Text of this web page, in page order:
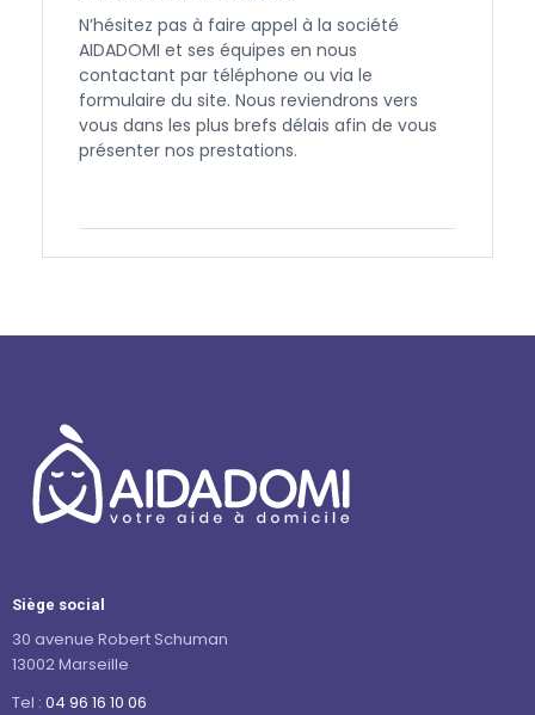
N’hésitez pas à faire appel à la société
AIDADOMI et ses équipes en nous
contactant par téléphone ou via le
formulaire du site. Nous reviendrons vers
vous dans les plus brefs délais afin de vous
présenter nos prestations.
Siège social
30 avenue Robert Schuman
13002 Marseille
Tel : 04 96 16 10 06